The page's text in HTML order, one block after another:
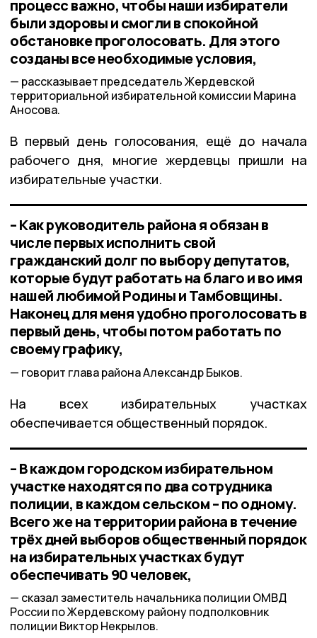
процесс важно, чтобы наши избиратели
были здоровы и смогли в спокойной
обстановке проголосовать. Для этого
созданы все необходимые условия,
рассказывает председатель Жердевской
территориальной избирательной комиссии Марина
Аносова.
В первый день голосования, ещё до начала
рабочего дня, многие жердевцы пришли на
избирательные участки.
– Как руководитель района я обязан в
числе первых исполнить свой
гражданский долг по выбору депутатов,
которые будут работать на благо и во имя
нашей любимой Родины и Тамбовщины.
Наконец для меня удобно проголосовать в
первый день, чтобы потом работать по
своему графику,
говорит глава района Александр Быков.
На всех избирательных участках
обеспечивается общественный порядок.
– В каждом городском избирательном
участке находятся по два сотрудника
полиции, в каждом сельском – по одному.
Всего же на территории района в течение
трёх дней выборов общественный порядок
на избирательных участках будут
обеспечивать 90 человек,
сказал заместитель начальника полиции ОМВД
России по Жердевскому району подполковник
полиции Виктор Некрылов.